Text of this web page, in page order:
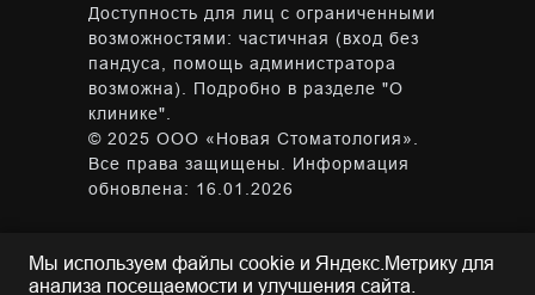
Доступность для лиц с ограниченными
возможностями: частичная (вход без
пандуса, помощь администратора
возможна). Подробно в разделе "О
клинике".
© 2025 ООО «Новая Стоматология».
Все права защищены. Информация
обновлена: 16.01.2026
Мы используем файлы cookie и Яндекс.Метрику для
анализа посещаемости и улучшения сайта.